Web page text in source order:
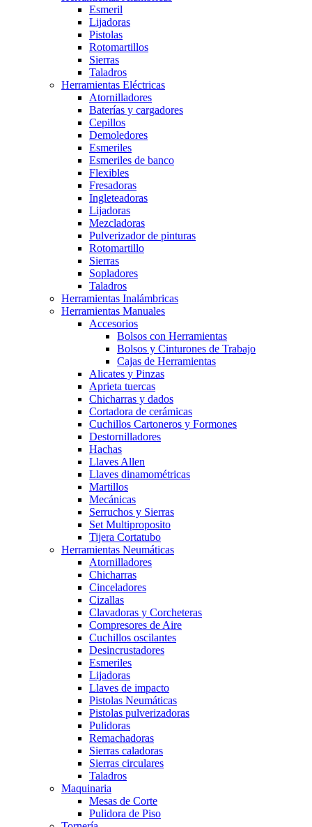
Esmeril
Lijadoras
Pistolas
Rotomartillos
Sierras
Taladros
Herramientas Eléctricas
Atornilladores
Baterías y cargadores
Cepillos
Demoledores
Esmeriles
Esmeriles de banco
Flexibles
Fresadoras
Ingleteadoras
Lijadoras
Mezcladoras
Pulverizador de pinturas
Rotomartillo
Sierras
Sopladores
Taladros
Herramientas Inalámbricas
Herramientas Manuales
Accesorios
Bolsos con Herramientas
Bolsos y Cinturones de Trabajo
Cajas de Herramientas
Alicates y Pinzas
Aprieta tuercas
Chicharras y dados
Cortadora de cerámicas
Cuchillos Cartoneros y Formones
Destornilladores
Hachas
Llaves Allen
Llaves dinamométricas
Martillos
Mecánicas
Serruchos y Sierras
Set Multiproposito
Tijera Cortatubo
Herramientas Neumáticas
Atornilladores
Chicharras
Cinceladores
Cizallas
Clavadoras y Corcheteras
Compresores de Aire
Cuchillos oscilantes
Desincrustadores
Esmeriles
Lijadoras
Llaves de impacto
Pistolas Neumáticas
Pistolas pulverizadoras
Pulidoras
Remachadoras
Sierras caladoras
Sierras circulares
Taladros
Maquinaria
Mesas de Corte
Pulidora de Piso